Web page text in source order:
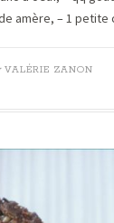
amère, – 1
VALÉRIE ZANON